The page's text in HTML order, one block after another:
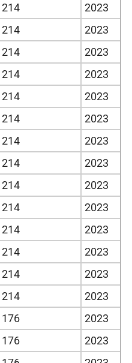
214
2023
214
2023
214
2023
214
2023
214
2023
214
2023
214
2023
214
2023
214
2023
214
2023
214
2023
214
2023
214
2023
214
2023
176
2023
176
2023